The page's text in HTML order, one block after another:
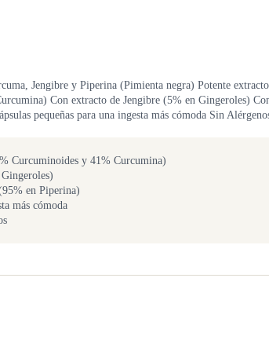
Jengibre y Piperina (Pimienta negra) Potente
Con extracto de Jengibre (5% en Gingeroles)
pequeñas para una ingesta más cómoda Sin
Curcuminoides y 41% Curcumina)
en Piperina)
más cómoda